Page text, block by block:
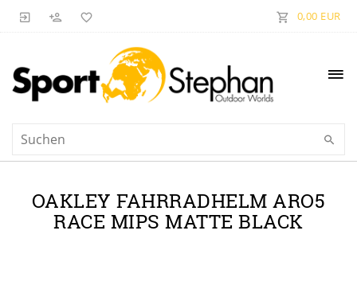
0,00 EUR
OAKLEY FAHRRADHELM ARO5
RACE MIPS MATTE BLACK